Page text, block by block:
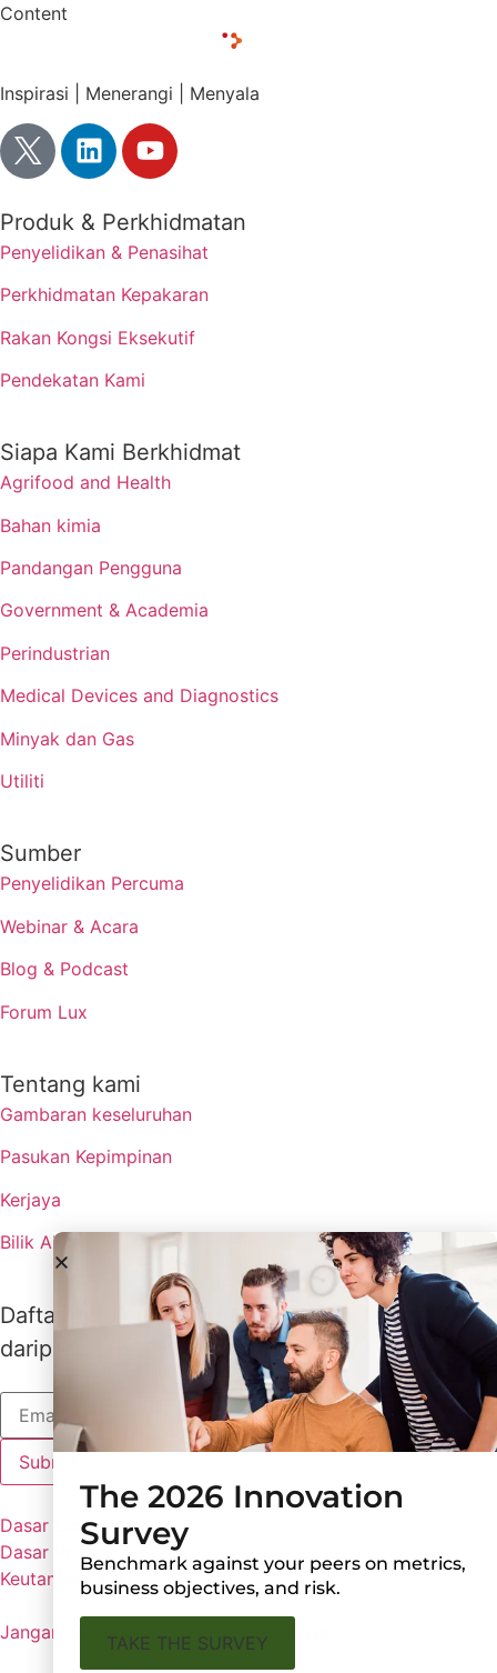
Content
Inspirasi | Menerangi | Menyala
Produk & Perkhidmatan
Penyelidikan & Penasihat
Perkhidmatan Kepakaran
Rakan Kongsi Eksekutif
Pendekatan Kami
Siapa Kami Berkhidmat
Agrifood and Health
Bahan kimia
Pandangan Pengguna
Government & Academia
Perindustrian
Medical Devices and Diagnostics
Minyak dan Gas
Utiliti
Sumber
Penyelidikan Percuma
Webinar & Acara
Blog & Podcast
Forum Lux
Tentang kami
Gambaran keseluruhan
Pasukan Kepimpinan
Kerjaya
Bilik Akhbar
Daftar untuk menerima kemas kini terkini
daripada Lux
Dasar Lux
Dasar Privasi
Keutamaan Kuki
Jangan Kongsi Maklumat Peribadi Saya
The 2026 Innovation
Survey
Benchmark against your peers on metrics,
business objectives, and risk.
TAKE THE SURVEY